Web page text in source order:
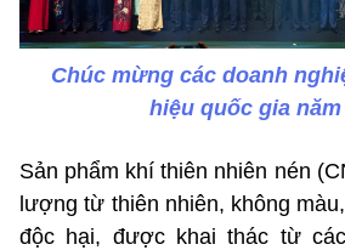
Chúc mừng các doanh
hiệu quốc gia năm
Sản phẩm khí thiên nhiên nén
lượng từ thiên nhiên, không
độc hại, được khai thác từ